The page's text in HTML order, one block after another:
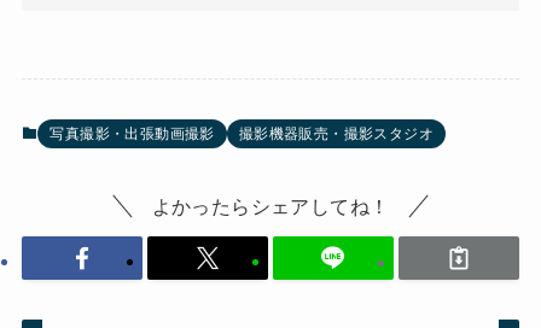
写真撮影・出張動画撮影 撮影機器販売・撮影スタジオ
よかったらシェアしてね！